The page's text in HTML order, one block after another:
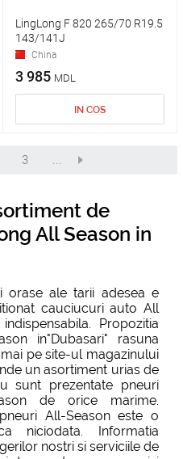
LingLong F 820 265/70 R19.5
143/141J
China
3 985 MDL
IN COS
3 ...
de
All Season in
orase ale tarii adesea e
cauciucuri auto All
Propozitia
in"Dubasari" rasuna
pe site-ul magazinului
un asortiment urias de
sunt prezentate pneuri
de orice marime.
All-Season este o
niciodata. Informatia
nostri si serviciile de